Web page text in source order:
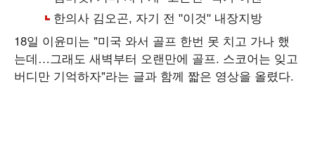
18일 이윤미는 "미국 와서 골프 한번 못 치고 가나 했
는데…그래도 새벽부터 오랜만에 골프. 스코어는 잊고
버디만 기억하자"라는 글과 함께 짧은 영상을 올렸다.